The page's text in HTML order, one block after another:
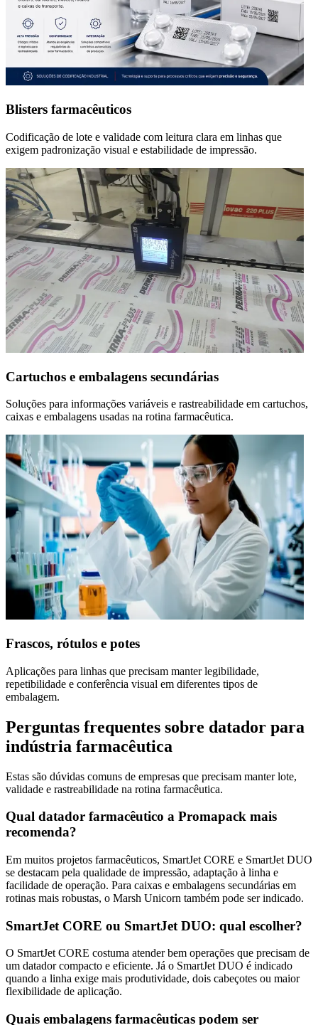
Blisters farmacêuticos
Codificação de lote e validade com leitura clara em linhas que
exigem padronização visual e estabilidade de impressão.
Cartuchos e embalagens secundárias
Soluções para informações variáveis e rastreabilidade em cartuchos,
caixas e embalagens usadas na rotina farmacêutica.
Frascos, rótulos e potes
Aplicações para linhas que precisam manter legibilidade,
repetibilidade e conferência visual em diferentes tipos de
embalagem.
Perguntas frequentes sobre datador para
indústria farmacêutica
Estas são dúvidas comuns de empresas que precisam manter lote,
validade e rastreabilidade na rotina farmacêutica.
Qual datador farmacêutico a Promapack mais
recomenda?
Em muitos projetos farmacêuticos, SmartJet CORE e SmartJet DUO
se destacam pela qualidade de impressão, adaptação à linha e
facilidade de operação. Para caixas e embalagens secundárias em
rotinas mais robustas, o Marsh Unicorn também pode ser indicado.
SmartJet CORE ou SmartJet DUO: qual escolher?
O SmartJet CORE costuma atender bem operações que precisam de
um datador compacto e eficiente. Já o SmartJet DUO é indicado
quando a linha exige mais produtividade, dois cabeçotes ou maior
flexibilidade de aplicação.
Quais embalagens farmacêuticas podem ser